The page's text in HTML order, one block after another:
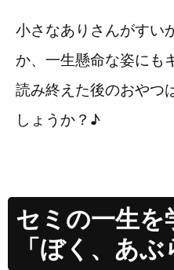
小さなありさんがすい
か、一生懸命な姿に
読み終えた後のおやつ
しょうか？♪
セミの一生を
「ぼく、あぶ